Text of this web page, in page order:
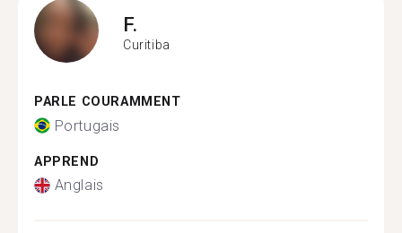
F.
Curitiba
PARLE COURAMMENT
Portugais
APPREND
Anglais